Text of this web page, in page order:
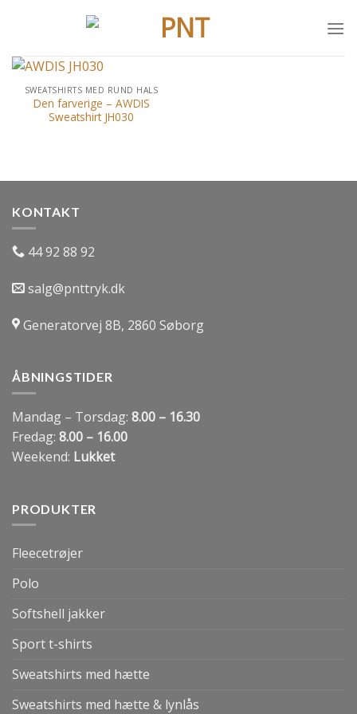
SWEATSHIRTS MED RUND HALS
Den farverige – AWDIS
Sweatshirt JH030
KONTAKT
44 92 88 92
salg@pnttryk.dk
Generatorvej 8B, 2860 Søborg
ÅBNINGSTIDER
Mandag – Torsdag: 8.00 – 16.30
Fredag: 8.00 – 16.00
Weekend: Lukket
PRODUKTER
Fleecetrøjer
Polo
Softshell jakker
Sport t-shirts
Sweatshirts med hætte
Sweatshirts med hætte & lynlås